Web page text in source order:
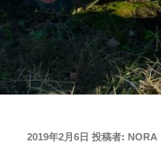
投
2019年2月6日 投稿者: NORA